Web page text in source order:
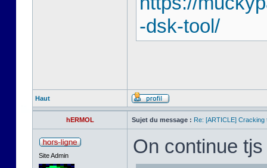
-dsk-tool/
Haut
hERMOL Sujet du message : Re: [ARTICLE] Cracking
Site Admin On continue